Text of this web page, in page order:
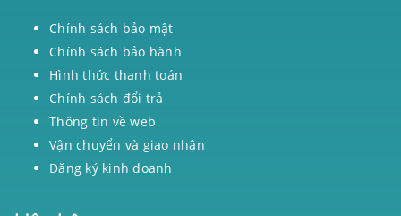
Chính sách bảo mật
Chính sách bảo hành
Hình thức thanh toán
Chính sách đổi trả
Thông tin về web
Vận chuyển và giao nhận
Đăng ký kinh doanh